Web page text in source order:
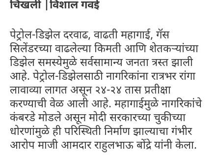
चिखली |विशाल गवई
पेट्रोल-डिझेल दरवाढ, वाढती महागाई, गॅस
सिलेंडरच्या वाढलेल्या किमती आणि शेतकऱ्यांच्या
डिझेल समस्येमुळे सर्वसामान्य जनता त्रस्त झाली
आहे. पेट्रोल-डिझेलसाठी नागरिकांना रात्रभर रांगा
लावाव्या लागत असून २४-२४ तास प्रतीक्षा
करण्याची वेळ आली आहे. महागाईमुळे नागरिकांचे
कंबरडे मोडले असून मोदी सरकारच्या चुकीच्या
धोरणांमुळे ही परिस्थिती निर्माण झाल्याचा गंभीर
आरोप माजी आमदार राहुलभाऊ बोंद्रे यांनी केला.